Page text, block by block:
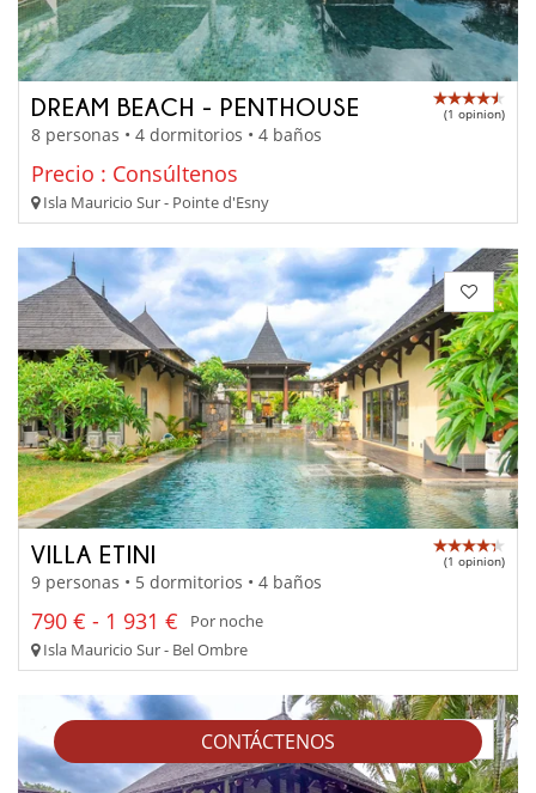
CONTÁCTENOS
DREAM BEACH - PENTHOUSE (1 opinion)
8 personas • 4 dormitorios • 4 baños
Precio : Consúltenos
Isla Mauricio Sur - Pointe d'Esny
VILLA ETINI (1 opinion)
9 personas • 5 dormitorios • 4 baños
790 € - 1 931 €
Por noche
Isla Mauricio Sur - Bel Ombre